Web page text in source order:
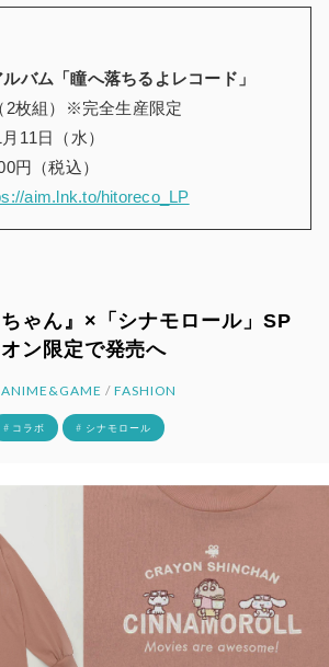
バム「瞳へ落ちるよレコード」
2枚組）※完全生産限定
1月11日（水）
円（税込）
aim.lnk.to/hitoreco_LP
ちゃん』×「シナモロール」SP
ン限定で発売へ
ANIME&GAME / FASHION
# コラボ # シナモロール